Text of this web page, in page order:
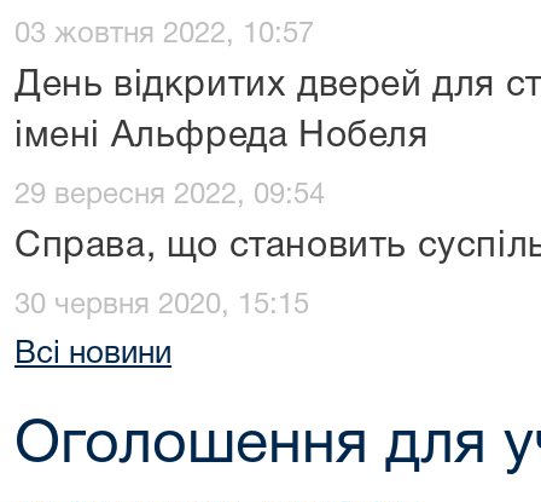
03 жовтня 2022, 10:57
День відкритих дверей для
імені Альфреда Нобеля
29 вересня 2022, 09:54
Справа, що становить
30 червня 2020, 15:15
Всі новини
Оголошення для